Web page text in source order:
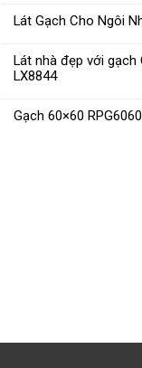
Lát Gạch Cho Ngôi
Lát nhà đẹp với gạch
LX8844
Gạch 60×60